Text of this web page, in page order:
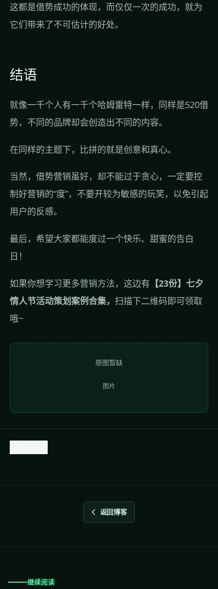
这都是借势成功的体现，而仅仅一次的成功，就为
它们带来了不可估计的好处。
结语
就像一千个人有一千个哈姆雷特一样，同样是520借
势，不同的品牌却会创造出不同的内容。
在同样的主题下，比拼的就是创意和真心。
当然，借势营销虽好，却不能过于贪心，一定要控
制好营销的“度”，不要开较为敏感的玩笑，以免引起
用户的反感。
最后，希望大家都能度过一个快乐、甜蜜的告白
日！
如果你想学习更多营销方法，这边有 【23份】七夕
情人节活动策划案例合集， 扫描下二维码即可领取
哦~
原图暂缺
图片
返回博客
继续阅读